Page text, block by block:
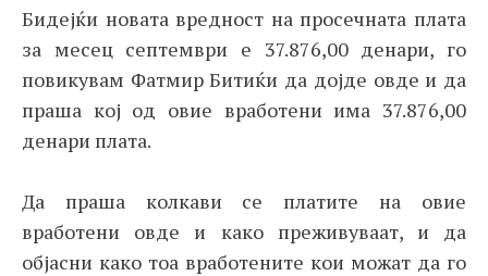
Бидејќи новата вредност на просечната плата
за месец септември е 37.876,00 денари, го
повикувам Фатмир Битиќи да дојде овде и да
праша кој од овие вработени има 37.876,00
денари плата.
Да праша колкави се платите на овие
вработени овде и како преживуваат, и да
објасни како тоа вработените кои можат да го